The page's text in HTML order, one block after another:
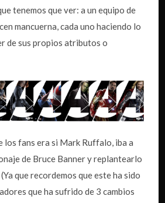
tenemos que ver: a un equipo de
mancuerna, cada uno haciendo lo
de sus propios atributos o
los fans era si Mark Ruffalo, iba a
de Bruce Banner y replantearlo
que recordemos que este ha sido
que ha sufrido de 3 cambios